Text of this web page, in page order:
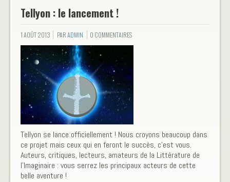
Tellyon : le lancement !
1 AOÛT 2013 PARADMIN 0 COMMENTAIRES
Tellyon se lance officiellement ! Nous croyons beaucoup dans
ce projet mais ceux qui en feront le succès, c'est vous.
Auteurs, critiques, lecteurs, amateurs de la Littérature de
l'Imaginaire : vous serrez les principaux acteurs de cette
belle aventure !